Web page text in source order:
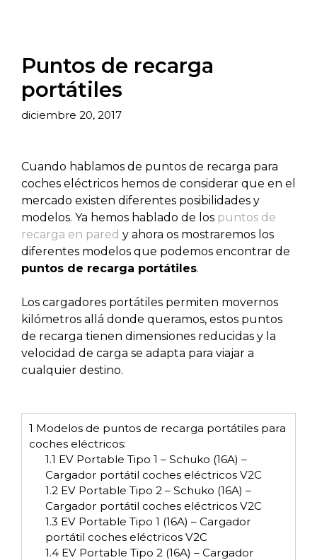
Puntos de recarga
portátiles
diciembre 20, 2017
Cuando hablamos de puntos de recarga para
coches eléctricos hemos de considerar que en el
mercado existen diferentes posibilidades y
modelos. Ya hemos hablado de los puntos de
recarga en pared y ahora os mostraremos los
diferentes modelos que podemos encontrar de
puntos de recarga portátiles.
Los cargadores portátiles permiten movernos
kilómetros allá donde queramos, estos puntos
de recarga tienen dimensiones reducidas y la
velocidad de carga se adapta para viajar a
cualquier destino.
1 Modelos de puntos de recarga portátiles para
coches eléctricos:
1.1 EV Portable Tipo 1 – Schuko (16A) –
Cargador portátil coches eléctricos V2C
1.2 EV Portable Tipo 2 – Schuko (16A) –
Cargador portátil coches eléctricos V2C
1.3 EV Portable Tipo 1 (16A) – Cargador
portátil coches eléctricos V2C
1.4EV Portable Tipo 2 (16A) – Cargador